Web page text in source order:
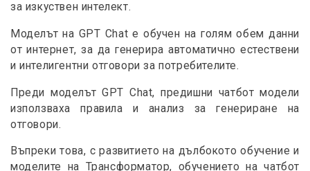
за изкуствен интелект.
Моделът на GPT Chat е обучен на голям обем данни
от интернет, за да генерира автоматично естествени
и интелигентни отговори за потребителите.
Преди моделът GPT Chat, предишни чатбот модели
използваха правила и анализ за генериране на
отговори.
Въпреки това, с развитието на дълбокото обучение и
моделите на Трансформатор, обучението на чатбот